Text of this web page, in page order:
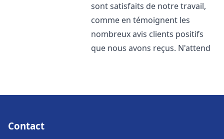
sont satisfaits de notre travail,
comme en témoignent les
nombreux avis clients positifs
que nous avons reçus. N'attend
Contact